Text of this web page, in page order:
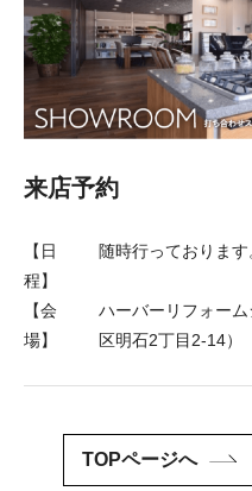
来店予約
【日
程】
随時行っております
【会
場】
ハーバーリフォー
区明石2丁目2-14）
TOPページへ